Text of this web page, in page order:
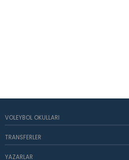
VOLEYBOL OKULLARI
TRANSFERLER
YAZARLAR